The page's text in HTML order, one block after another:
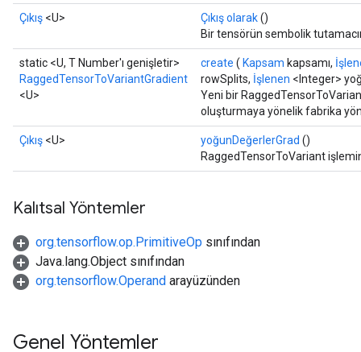
Çıkış <U> Çıkış olarak()
Bir tensörün sembolik
static <U, T Number'ı genişletir>
RaggedTensorToVariantGradient
<U>
create ( Kapsam kapsamı,
rowSplits, İşlenen <Integer>
Yeni bir
oluşturmaya yönelik fabrika
Çıkış <U> yoğunDeğerlerGrad ()
RaggedTensorToVariant
Kalıtsal Yöntemler
org.tensorflow.op.PrimitiveOp sınıfından
Java.lang.Object sınıfından
org.tensorflow.Operand arayüzünden
Genel Yöntemler